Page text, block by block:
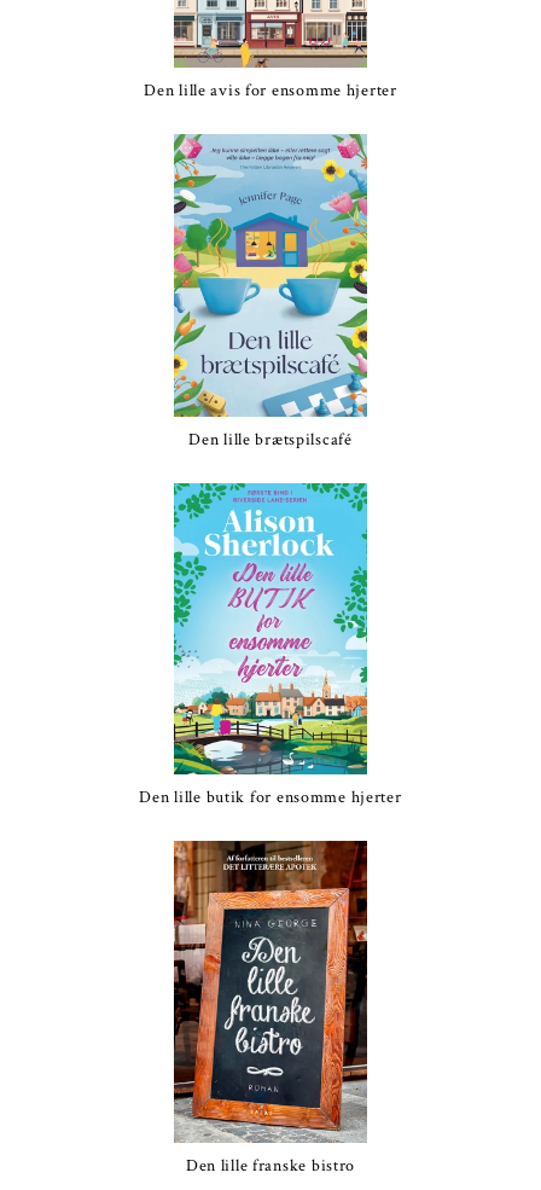
Den lille avis for ensomme hjerter
Den lille brætspilscafé
Den lille butik for ensomme hjerter
Den lille franske bistro